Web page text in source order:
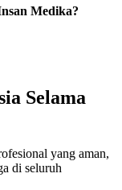
Medika?
Selama
yang aman,
di seluruh